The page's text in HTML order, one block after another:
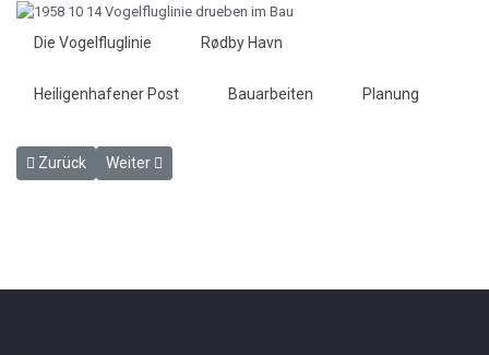
Die Vogelfluglinie Rødby Havn
Heiligenhafener Post Bauarbeiten Planung
Vorheriger Beitrag: Dänen in der Werft - HP 14.10.1958
Zurück Nächster Beitrag: Geheimnisvolles Auto - HP 21.10.1958
Weiter